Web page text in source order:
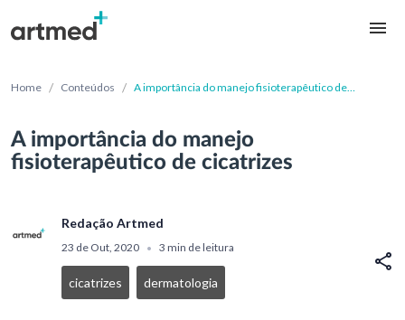
Home / Conteúdos / A importância do manejo fisioterapêutico de
A importância do manejo
fisioterapêutico de cicatrizes
Redação Artmed
23 de Out, 2020 • 3 min de leitura
cicatrizes dermatologia